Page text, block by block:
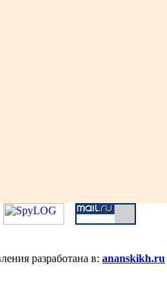
разработана в: ananskikh.ru